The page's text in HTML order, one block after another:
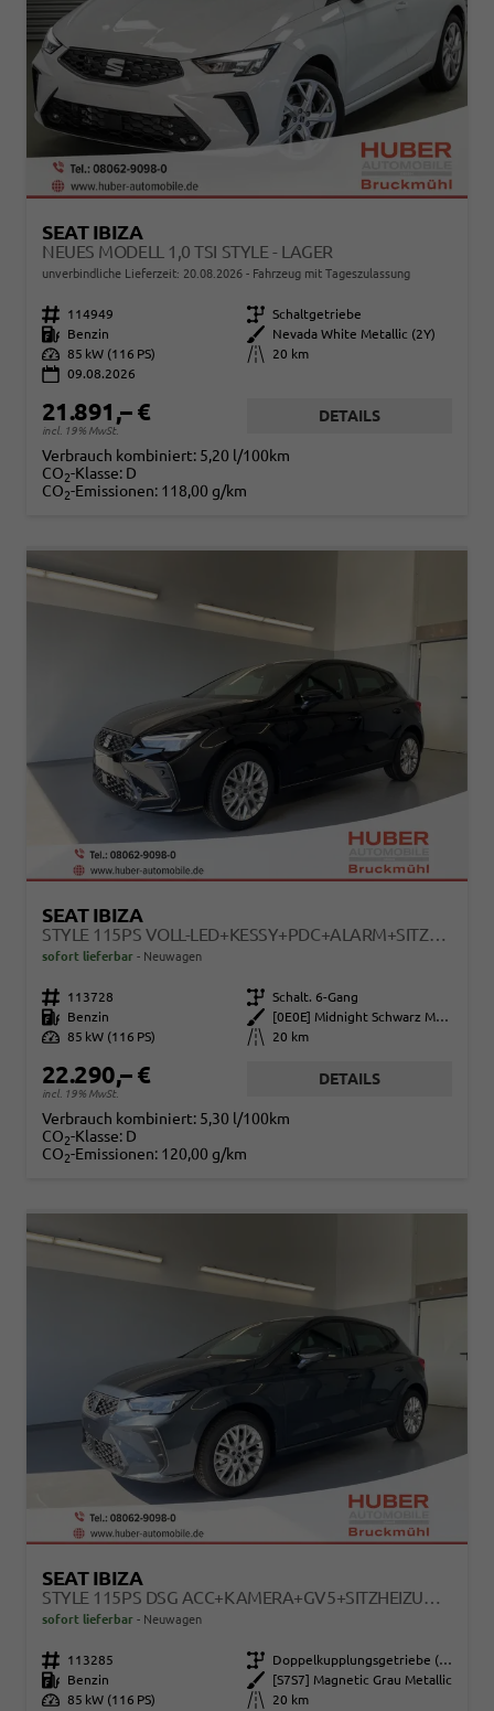
SEAT IBIZA
NEUES MODELL 1,0 TSI STYLE - LAGER
unverbindliche Lieferzeit: 20.08.2026 Fahrzeug mit Tageszulassung
Fahrzeugnr. 114949 Getriebe Schaltgetriebe
Kraftstoff
Benzin Außenfarbe
Nevada White Metallic (2Y)
Leistung 85 kW (116 PS) Kilometerstand
20 km
09.08.2026
21.891,– €
incl. 19% MwSt.
DETAILS
Verbrauch kombiniert: 5,20 l/100km
CO2-Klasse: D
CO2-Emissionen: 118,00 g/km
SEAT IBIZA
STYLE 115PS VOLL-LED+KESSY+PDC+ALARM+SITZHEIZUNG+KAMERA+GV5
sofort lieferbar Neuwagen
Fahrzeugnr. 113728 Getriebe Schalt. 6-Gang
Kraftstoff
Benzin Außenfarbe
[0E0E] Midnight Schwarz Metallic
Leistung 85 kW (116 PS) Kilometerstand 20 km
22.290,– €
incl. 19% MwSt.
DETAILS
Verbrauch kombiniert: 5,30 l/100km
CO2-Klasse: D
CO2-Emissionen: 120,00 g/km
SEAT IBIZA
STYLE 115PS DSG ACC+KAMERA+GV5+SITZHEIZUNG+APP-CONNECT
sofort lieferbar Neuwagen
Fahrzeugnr. 113285 Getriebe
Doppelkupplungsgetriebe (DSG)
Kraftstoff
Benzin Außenfarbe
[S7S7] Magnetic Grau Metallic
Leistung 85 kW (116 PS) Kilometerstand 20 km